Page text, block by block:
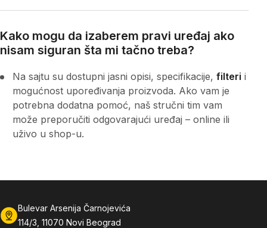
Kako mogu da izaberem pravi uređaj ako
nisam siguran šta mi tačno treba?
Na sajtu su dostupni jasni opisi, specifikacije, filteri i
mogućnost upoređivanja proizvoda. Ako vam je
potrebna dodatna pomoć, naš stručni tim vam
može preporučiti odgovarajući uređaj – online ili
uživo u shop-u.
Bulevar Arsenija Čarnojevića
114/3, 11070 Novi Beograd